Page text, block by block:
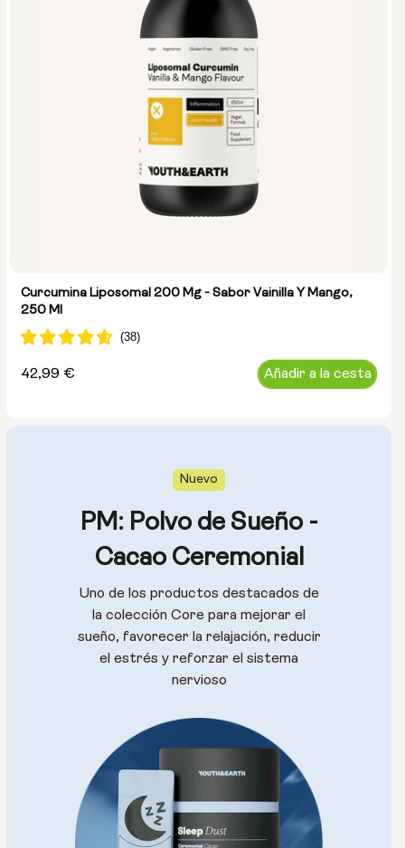
Curcumina Liposomal 200 Mg - Sabor Vainilla Y Mango,
250 Ml
Precio
42,99 € Añadir a la cesta
Nuevo
PM: Polvo de Sueño -
Cacao Ceremonial
Uno de los productos destacados de
la colección Core para mejorar el
sueño, favorecer la relajación, reducir
el estrés y reforzar el sistema
nervioso